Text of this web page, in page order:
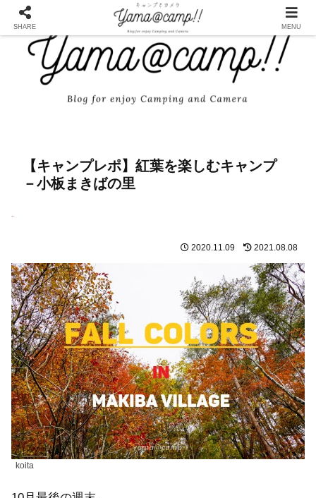
【キャンプレポ】紅葉を楽しむキャンプ
－小板まきばの里
2020.11.09 2021.08.08
koita
SHARE MENU